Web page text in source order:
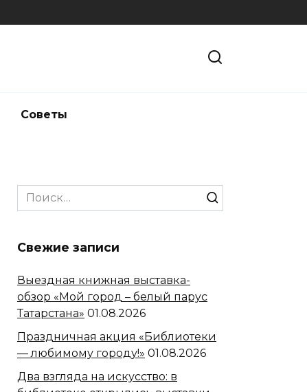
Советы
Search
for:
Свежие записи
Выездная книжная выставка-
обзор «Мой город – белый парус
Татарстана» 01.08.2026
Праздничная акция «Библиотеки
— любимому городу!» 01.08.2026
Два взгляда на искусство: в